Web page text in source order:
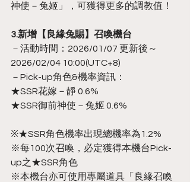
神使－兔姬」，可獲得更多的調教值！
3.新增【良緣兔賜】召喚機台
－活動時間：2026/01/07 更新後～
2026/02/04 10:00(UTC+8)
－Pick-up角色&機率資訊：
★SSR花嫁－靜 0.6%
★SSR御前神使－兔姬 0.6%
※★SSR角色機率出現總機率為1.2%
※每100次召喚，必定獲得本機台Pick-
up之★SSR角色
※本機台亦可使用專屬道具「良緣召喚